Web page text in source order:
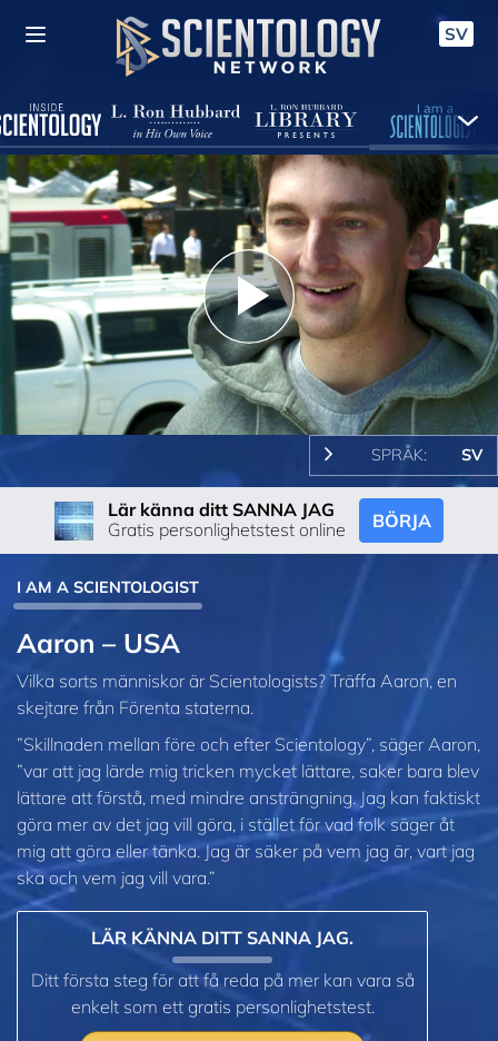
SV
Play
Video
SPRÅK: SV
Lär känna ditt SANNA JAG
Gratis personlighetstest online
BÖRJA
I AM A SCIENTOLOGIST
Aaron – USA
Vilka sorts människor är Scientologists? Träffa Aaron, en
skejtare från Förenta staterna.
”Skillnaden mellan före och efter Scientology”, säger Aaron,
”var att jag lärde mig tricken mycket lättare, saker bara blev
lättare att förstå, med mindre ansträngning. Jag kan faktiskt
göra mer av det jag vill göra, i stället för vad folk säger åt
mig att göra eller tänka. Jag är säker på vem jag är, vart jag
ska och vem jag vill vara.”
LÄR KÄNNA DITT SANNA JAG.
Ditt första steg för att få reda på mer kan vara så
enkelt som ett gratis personlighetstest.